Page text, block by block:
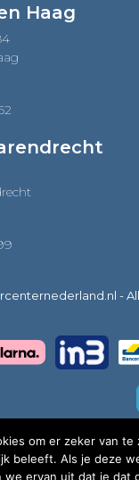
Haag
-
om er zeker van
beleeft. Als je deze
we ervan uit dat je dat